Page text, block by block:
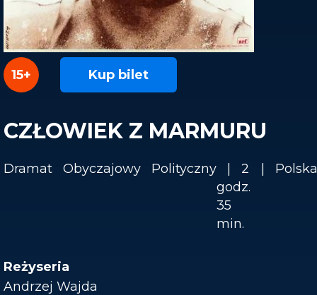
15+ Kup bilet
CZŁOWIEK Z MARMURU
Dramat Obyczajowy Polityczny
2
godz.
35
min.
Polska
Reżyseria
Andrzej Wajda